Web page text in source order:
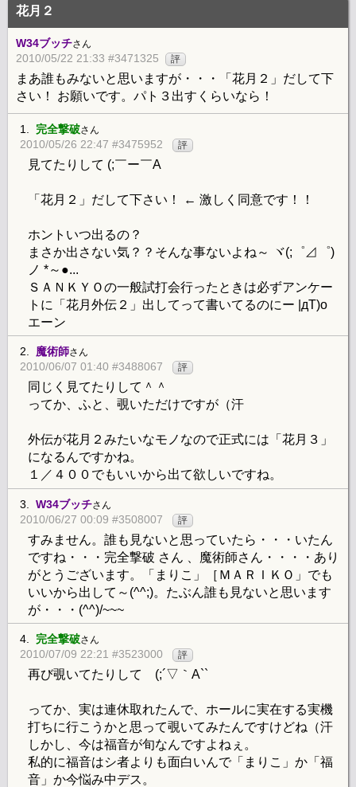
花月２
W34ブッチさん
2010/05/22 21:33 #3471325 評
まあ誰もみないと思いますが・・・「花月２」だして下
さい！ お願いです。パト３出すくらいなら！
1. 完全撃破さん
2010/05/26 22:47 #3475952 評
見てたりして (;￣ー￣A
「花月２」だして下さい！ ← 激しく同意です！！
ホントいつ出るの？
まさか出さない気？？そんな事ないよね～ ヾ(;゜⊿゜)
ノ *～●...
ＳＡＮＫＹＯの一般試打会行ったときは必ずアンケー
トに「花月外伝２」出してって書いてるのにー |дT)o
エーン
2. 魔術師さん
2010/06/07 01:40 #3488067 評
同じく見てたりして＾＾
ってか、ふと、覗いただけですが（汗
外伝が花月２みたいなモノなので正式には「花月３」
になるんですかね。
１／４００でもいいから出て欲しいですね。
3. W34ブッチさん
2010/06/27 00:09 #3508007 評
すみません。誰も見ないと思っていたら・・・いたん
ですね・・・完全撃破 さん 、魔術師さん・・・・あり
がとうございます。「まりこ」［ＭＡＲＩＫＯ」でも
いいから出して～(^^;)。たぶん誰も見ないと思います
が・・・(^^)/~~~
4. 完全撃破さん
2010/07/09 22:21 #3523000 評
再び覗いてたりして (;´▽｀A``
ってか、実は連休取れたんで、ホールに実在する実機
打ちに行こうかと思って覗いてみたんですけどね（汗
しかし、今は福音が旬なんですよねぇ。
私的に福音はシ者よりも面白いんで「まりこ」か「福
音」か今悩み中デス。